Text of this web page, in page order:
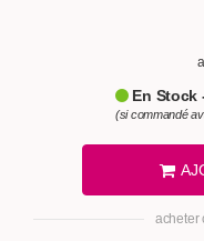
En Stock
(si commandé
acheter